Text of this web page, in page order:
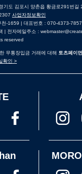
기도 김포시 양촌읍 황금로291번길
사업자정보확인
천-1659 | 대표번호 : 070-4373-7857
| 전자메일주소 :
reserved
무통장입금 거래에 대해 토츠페이
확인 >